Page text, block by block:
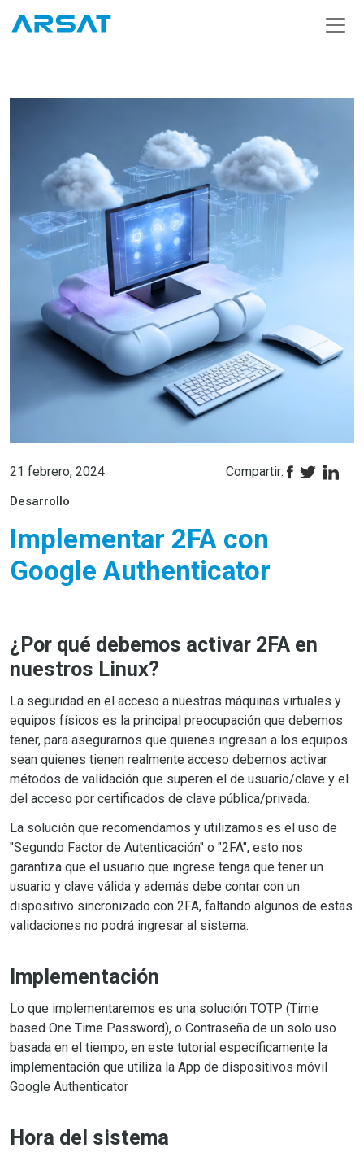
21 febrero, 2024 Compartir:
Desarrollo
Implementar 2FA con
Google Authenticator
¿Por qué debemos activar 2FA en
nuestros Linux?
La seguridad en el acceso a nuestras máquinas virtuales y
equipos físicos es la principal preocupación que debemos
tener, para asegurarnos que quienes ingresan a los equipos
sean quienes tienen realmente acceso debemos activar
métodos de validación que superen el de usuario/clave y el
del acceso por certificados de clave pública/privada.
La solución que recomendamos y utilizamos es el uso de
"Segundo Factor de Autenticación" o "2FA", esto nos
garantiza que el usuario que ingrese tenga que tener un
usuario y clave válida y además debe contar con un
dispositivo sincronizado con 2FA, faltando algunos de estas
validaciones no podrá ingresar al sistema.
Implementación
Lo que implementaremos es una solución TOTP (Time
based One Time Password), o Contraseña de un solo uso
basada en el tiempo, en este tutorial específicamente la
implementación que utiliza la App de dispositivos móvil
Google Authenticator
Hora del sistema